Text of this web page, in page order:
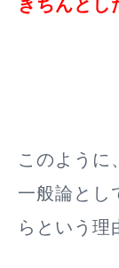
きちんとし
このように
一般論とし
らという理